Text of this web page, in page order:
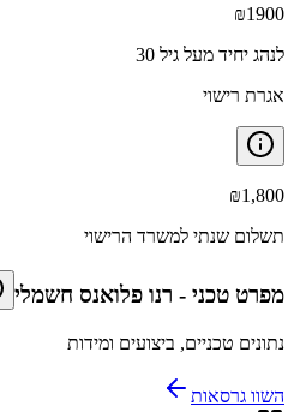
₪1900
לנהג יחיד מעל גיל 30
אגרת רישוי
₪1,800
תשלום שנתי למשרד הרישוי
מפרט טכני - רנו פלואנס חשמלי
נתונים טכניים, ביצועים ומידות
השוו גרסאות